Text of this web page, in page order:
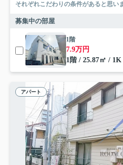
それぞれこだわりの条件があると思い
募集中の部屋
1階
7.9万円
1階 / 25.87㎡ / 1K
アパート